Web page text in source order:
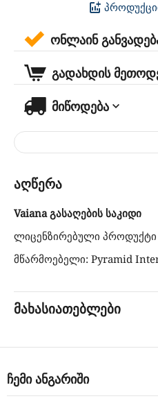
ონლაინ
გადახდის
მიწოდება
აღწერა
Vaiana გასაღების საკიდი
ლიცენზირებული პროდუქტი
მწარმოებელი: Pyramid
მახასიათებლები
ჩემი ანგარიში